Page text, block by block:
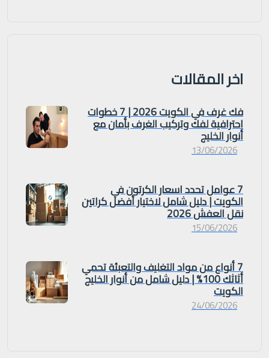
اخر المقالات
فك غرف في الكويت 2026 | 7 خطوات
احترافية لفك وتركيب الغرف بأمان مع
أنوار الخليج
13/06/2026
7 عوامل تحدد اسعار الكرتون في
الكويت | دليل شامل لاختيار أفضل كراتين
نقل العفش 2026
15/06/2026
7 أنواع من مواد التغليف والتعبئة تحمي
أثاثك 100% | دليل شامل من أنوار الخليج
الكويت
24/06/2026